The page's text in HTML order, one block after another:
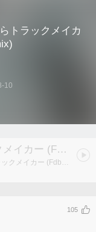
トラックメイカ
10
Yunomi--インドア系ならトラックメイカー (Fdby Remix)
イカー (Fdby Remix)
105